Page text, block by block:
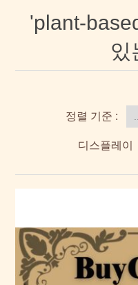
'plant-
있
정렬 기준 :
디스플레이